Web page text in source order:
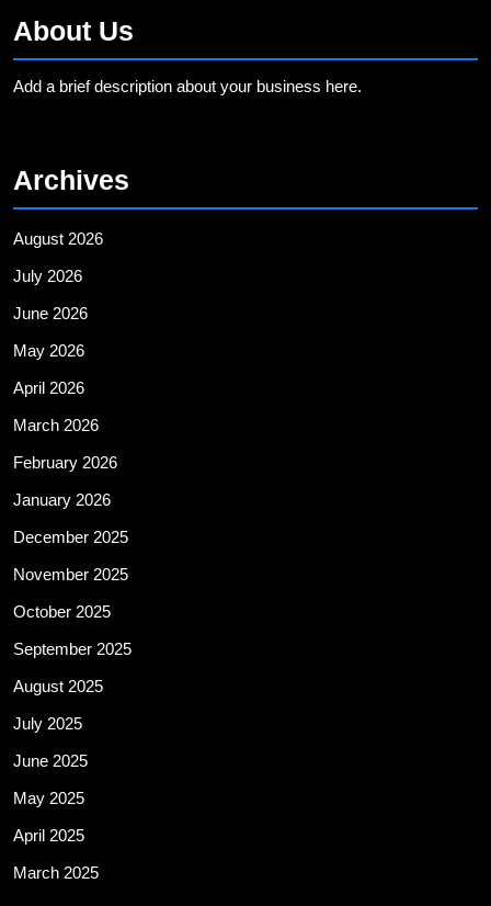
About Us
Add a brief description about your business here.
Archives
August 2026
July 2026
June 2026
May 2026
April 2026
March 2026
February 2026
January 2026
December 2025
November 2025
October 2025
September 2025
August 2025
July 2025
June 2025
May 2025
April 2025
March 2025